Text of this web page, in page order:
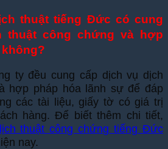
thuật tiếng Đức có cung
thuật công chứng và hợp
ty đều cung cấp dịch vụ dịch
hợp pháp hóa lãnh sự để đáp
các tài liệu, giấy tờ có giá trị
hàng. Để biết thêm chi tiết,
thuật công chứng tiếng Đức
nay.